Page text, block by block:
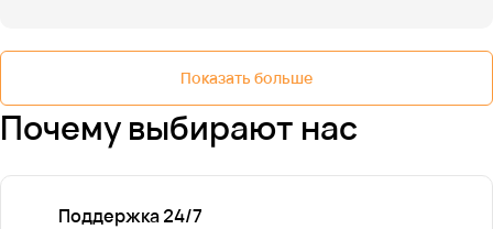
Показать больше
Почему выбирают нас
Поддержка 24/7